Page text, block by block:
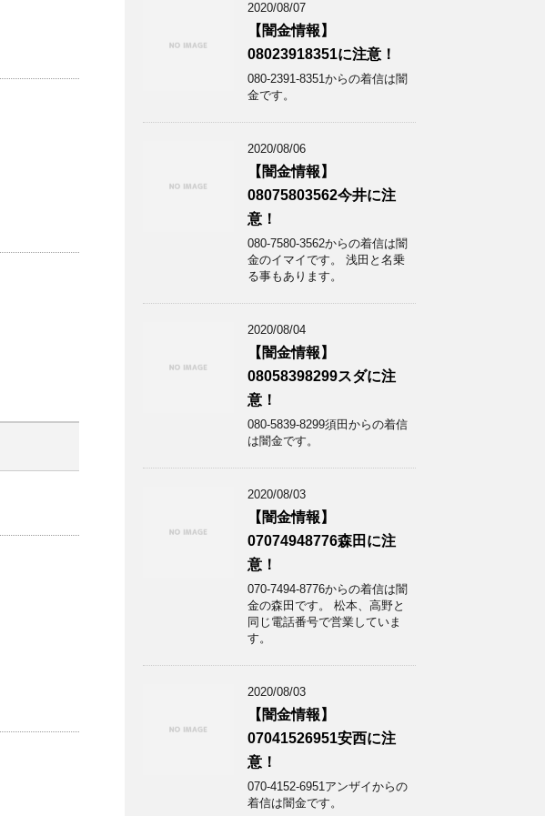
2020/08/07
【闇金情報】
08023918351に注意！
080-2391-8351からの着信は闇
金です。
2020/08/06
【闇金情報】
08075803562今井に注
意！
080-7580-3562からの着信は闇
金のイマイです。 浅田と名乗
る事もあります。
2020/08/04
【闇金情報】
08058398299スダに注
意！
080-5839-8299須田からの着信
は闇金です。
2020/08/03
【闇金情報】
07074948776森田に注
意！
070-7494-8776からの着信は闇
金の森田です。 松本、高野と
同じ電話番号で営業していま
す。
2020/08/03
【闇金情報】
07041526951安西に注
意！
070-4152-6951アンザイからの
着信は闇金です。